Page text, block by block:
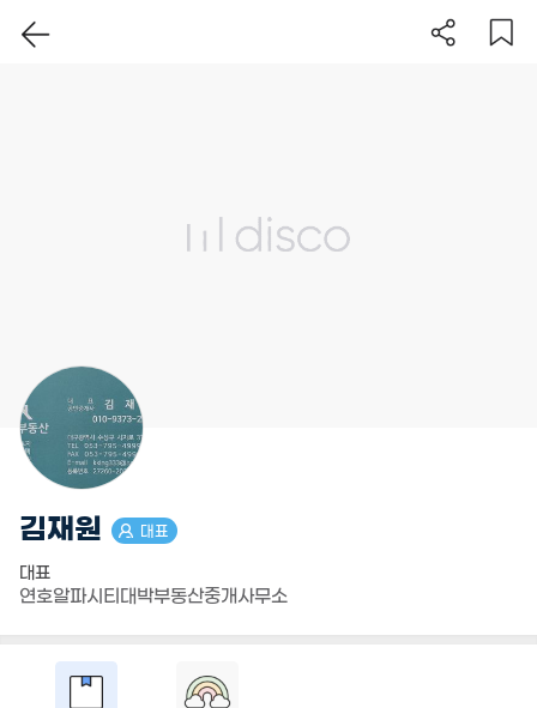
김재원 대표
대표
연호알파시티대박부동산중개사무소